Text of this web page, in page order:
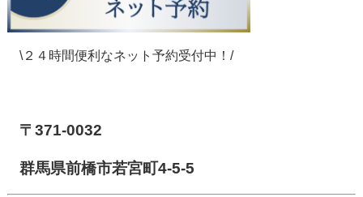
\２４時間便利なネット予約受付中！/
〒371-0032
群馬県前橋市若宮町4-5-5